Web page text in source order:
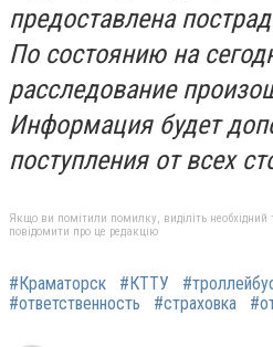
предоставлена
По состоянию на
расследование
Информация будет
поступления от всех
Якщо ви помітили помилку, виділіть необхідний
повідомити про це редакцію
#Краматорск #КТТУ
#ответственность
#страховка